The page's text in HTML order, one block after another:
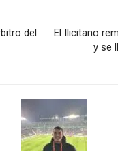
del
El Ilicitano
y se